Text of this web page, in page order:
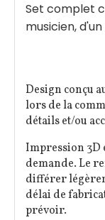
Set complet
musicien,
Design conçu
lors de la
détails et/ou
Impression 3D
demande. Le
différer
délai de
prévoir.